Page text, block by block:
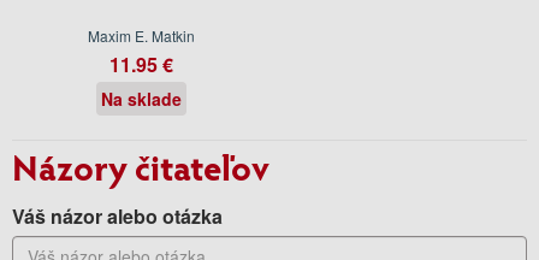
Maxim E. Matkin
11.95 €
Na sklade
Názory čitateľov
Váš názor alebo otázka